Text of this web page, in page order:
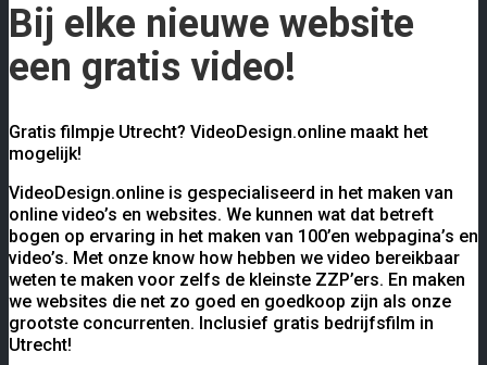
Bij elke nieuwe website
een gratis video!
Gratis filmpje Utrecht? VideoDesign.online maakt het
mogelijk!
VideoDesign.online is gespecialiseerd in het maken van
online video’s en websites. We kunnen wat dat betreft
bogen op ervaring in het maken van 100’en webpagina’s en
video’s. Met onze know how hebben we video bereikbaar
weten te maken voor zelfs de kleinste ZZP’ers. En maken
we websites die net zo goed en goedkoop zijn als onze
grootste concurrenten. Inclusief gratis bedrijfsfilm in
Utrecht!